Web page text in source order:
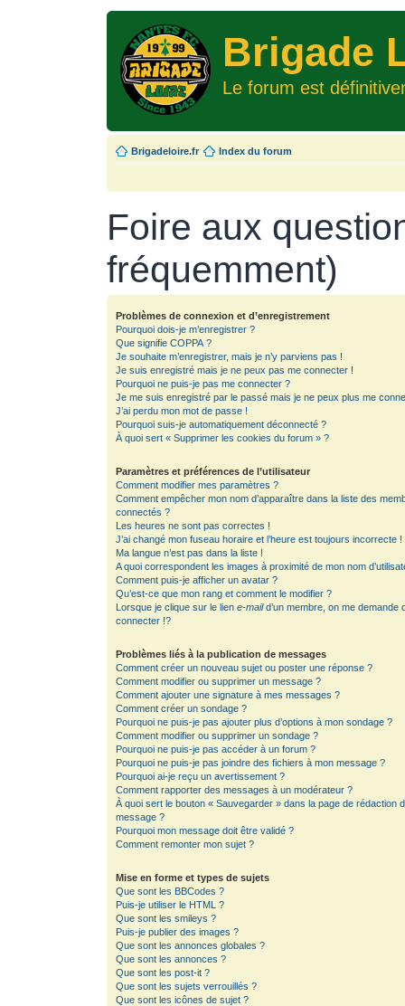
Brigade
Le forum est
Brigadeloire.fr Index du forum
Foire aux
fréquemment)
Problèmes de connexion et d’enregistrement
Pourquoi dois-je m’enregistrer ?
Que signifie COPPA ?
Je souhaite m’enregistrer, mais je n’y parviens pas !
Je suis enregistré mais je ne peux pas me connecter !
Pourquoi ne puis-je pas me connecter ?
Je me suis enregistré par le passé mais je ne peux plus me
J’ai perdu mon mot de passe !
Pourquoi suis-je automatiquement déconnecté ?
À quoi sert « Supprimer les cookies du forum » ?
Paramètres et préférences de l’utilisateur
Comment modifier mes paramètres ?
Comment empêcher mon nom d’apparaître dans la liste des
connectés ?
Les heures ne sont pas correctes !
J’ai changé mon fuseau horaire et l’heure est toujours incorrecte !
Ma langue n’est pas dans la liste !
A quoi correspondent les images à proximité de mon nom
Comment puis-je afficher un avatar ?
Qu’est-ce que mon rang et comment le modifier ?
Lorsque je clique sur le lien e-maild’un membre, on me demande
connecter !?
Problèmes liés à la publication de messages
Comment créer un nouveau sujet ou poster une réponse ?
Comment modifier ou supprimer un message ?
Comment ajouter une signature à mes messages ?
Comment créer un sondage ?
Pourquoi ne puis-je pas ajouter plus d’options à mon sondage ?
Comment modifier ou supprimer un sondage ?
Pourquoi ne puis-je pas accéder à un forum ?
Pourquoi ne puis-je pas joindre des fichiers à mon message ?
Pourquoi ai-je reçu un avertissement ?
Comment rapporter des messages à un modérateur ?
À quoi sert le bouton « Sauvegarder » dans la page de rédaction
message ?
Pourquoi mon message doit être validé ?
Comment remonter mon sujet ?
Mise en forme et types de sujets
Que sont les BBCodes ?
Puis-je utiliser le HTML ?
Que sont les smileys ?
Puis-je publier des images ?
Que sont les annonces globales ?
Que sont les annonces ?
Que sont les post-it ?
Que sont les sujets verrouillés ?
Que sont les icônes de sujet ?